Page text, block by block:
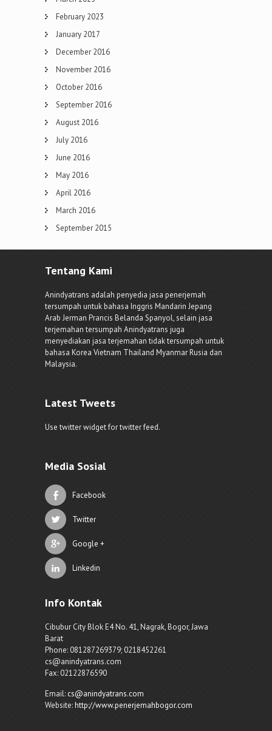
February 2023
January 2017
December 2016
November 2016
October 2016
September 2016
August 2016
July 2016
June 2016
May 2016
April 2016
March 2016
September 2015
Tentang Kami
Anindyatrans adalah penyedia jasa penerjemah
tersumpah untuk bahasa Inggris Mandarin Jepang
Arab Jerman Prancis Belanda Spanyol, selain jasa
terjemahan tersumpah Anindyatrans juga
menyediakan jasa terjemahan tidak tersumpah untuk
bahasa Korea Vietnam Thailand Myanmar Rusia dan
Malaysia.
Latest Tweets
Use twitter widget for twitter feed.
Media Sosial
Facebook
Twitter
Google +
Linkedin
Info Kontak
Cibubur City Blok E4 No. 41, Nagrak, Bogor, Jawa
Barat
Phone: 081287269379; 0218452261
cs@anindyatrans.com
Fax: 02122876590
Email:cs@anindyatrans.com
Website:http://www.penerjemahbogor.com